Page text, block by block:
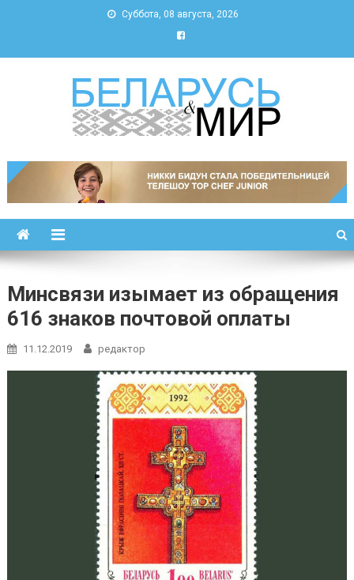
Суббота, 08 августа, 2026
Беларусь и мир
Минсвязи изымает из обращения
616 знаков почтовой оплаты
11.12.2019 редактор